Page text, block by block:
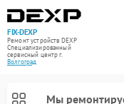
FIX-DEXP
Ремонт устройств DEXP
Специализированный
cервисный центр г.
Волгоград
Мы